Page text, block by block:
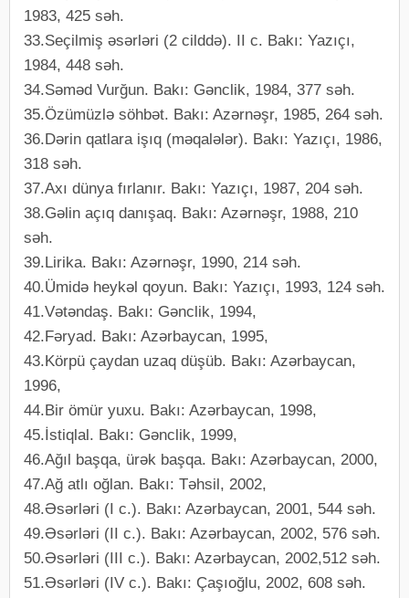
1983, 425 səh.
33.Seçilmiş əsərləri (2 cilddə). II c. Bakı: Yazıçı,
1984, 448 səh.
34.Səməd Vurğun. Bakı: Gənclik, 1984, 377 səh.
35.Özümüzlə söhbət. Bakı: Azərnəşr, 1985, 264 səh.
36.Dərin qatlara işıq (məqalələr). Bakı: Yazıçı, 1986,
318 səh.
37.Axı dünya fırlanır. Bakı: Yazıçı, 1987, 204 səh.
38.Gəlin açıq danışaq. Bakı: Azərnəşr, 1988, 210
səh.
39.Lirika. Bakı: Azərnəşr, 1990, 214 səh.
40.Ümidə heykəl qoyun. Bakı: Yazıçı, 1993, 124 səh.
41.Vətəndaş. Bakı: Gənclik, 1994,
42.Fəryad. Bakı: Azərbaycan, 1995,
43.Körpü çaydan uzaq düşüb. Bakı: Azərbaycan,
1996,
44.Bir ömür yuxu. Bakı: Azərbaycan, 1998,
45.İstiqlal. Bakı: Gənclik, 1999,
46.Ağıl başqa, ürək başqa. Bakı: Azərbaycan, 2000,
47.Ağ atlı oğlan. Bakı: Təhsil, 2002,
48.Əsərləri (I c.). Bakı: Azərbaycan, 2001, 544 səh.
49.Əsərləri (II c.). Bakı: Azərbaycan, 2002, 576 səh.
50.Əsərləri (III c.). Bakı: Azərbaycan, 2002,512 səh.
51.Əsərləri (IV c.). Bakı: Çaşıoğlu, 2002, 608 səh.